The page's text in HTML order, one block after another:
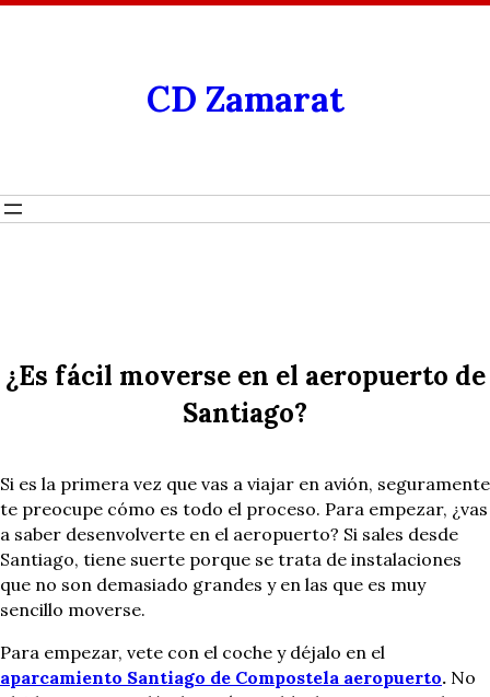
CD Zamarat
¿Es fácil moverse en el aeropuerto de
Santiago?
Si es la primera vez que vas a viajar en avión, seguramente
te preocupe cómo es todo el proceso. Para empezar, ¿vas
a saber desenvolverte en el aeropuerto? Si sales desde
Santiago, tiene suerte porque se trata de instalaciones
que no son demasiado grandes y en las que es muy
sencillo moverse.
Para empezar, vete con el coche y déjalo en el
aparcamiento Santiago de Compostela aeropuerto. No